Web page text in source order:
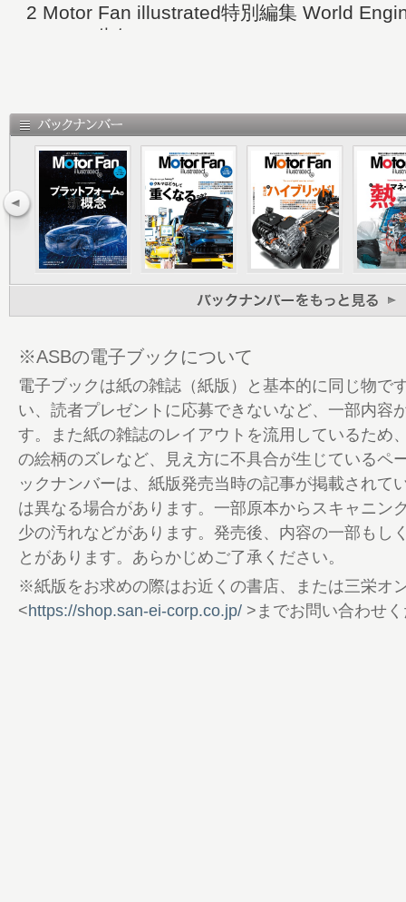
2 Motor Fan illustrated特別編集 World
to 2026 告知
6 CAR STYLING 2025 Vol.2 告知
7 MF-eye｜日産が新たな長期ビジョンを
モビリティに知能を授ける
8 福野礼一郎 スポーツカー論2 告知
9 MF-eye｜神戸製鋼とマツダが共同開発し
「田中亀久人賞」を受賞
10 TOKYO OUTDOOR SHOW 2026 告知
11 MF-eye｜BEVだからこそ魅せられる走
ラE、新型マシン“GEN4”を公開
据えハードの限界に挑んだ開発
16 Event Report｜北京国際汽車展覧会 中
を目指す
22 Special Report｜ウーブンシティだから
市で磨かれる、インフラ協調型の自動運転
26 Exclusive Interview｜ESPが考えるいま
術 脱化石燃料とハイブリッド化でICEは現
だ
30 New Car Report｜ホンダSuper-ONEメ
トタイプ試乗記 Funを追求したコンパクト
34 図解特集 回る部品のテクノロジー
36 基礎解説編 ［全体のルール］「滑ら
※ASBの電子ブックについて
電子ブックは紙の雑誌（紙版）と基本的に同じ物で
い、読者プレゼントに応募できないなど、一部内容
す。また紙の雑誌のレイアウトを流用しているため
の絵柄のズレなど、見え方に不具合が生じているペ
ックナンバーは、紙版発売当時の記事が掲載されて
は異なる場合があります。一部原本からスキャニン
少の汚れなどがあります。発売後、内容の一部もし
とがあります。あらかじめご了承ください。
※紙版をお求めの際はお近くの書店、または三栄オ
<https://shop.san-ei-corp.co.jp/ >までお問い合わせ